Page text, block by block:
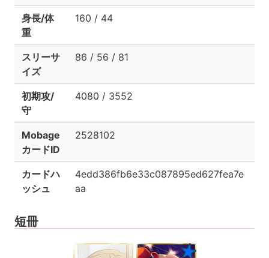
身長/体
重
160 / 44
スリーサ
イズ
86 / 56 / 81
初期攻/
守
4080 / 3552
Mobage
カードID
2528102
カードハ
ッシュ
4edd386fb6e33c087895ed627fea7e
aa
短冊